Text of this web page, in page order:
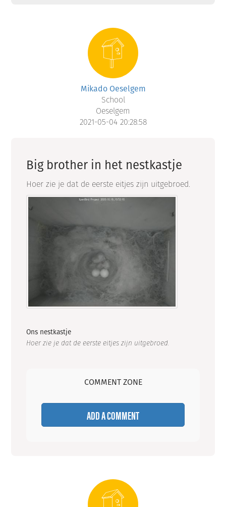
Mikado Oeselgem
School
Oeselgem
2021-05-04 20:28:58
Big brother in het nestkastje
Hoer zie je dat de eerste eitjes zijn uitgebroed.
Ons nestkastje
Hoer zie je dat de eerste eitjes zijn uitgebroed.
COMMENT ZONE
ADD A COMMENT